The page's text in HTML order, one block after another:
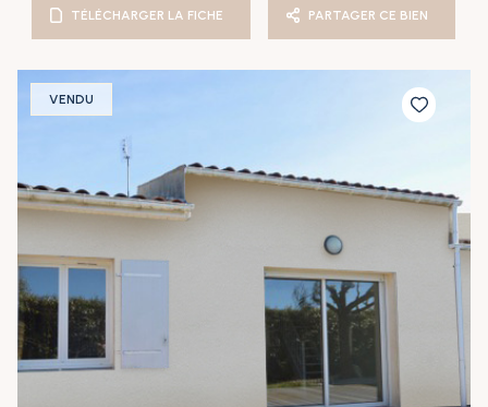
TÉLÉCHARGER LA FICHE PARTAGER CE BIEN
VENDU